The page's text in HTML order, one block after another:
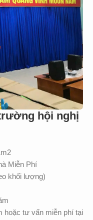
hội nghị
Miễn Phí
khối lượng)
hoặc tư vấn miễn phí tại